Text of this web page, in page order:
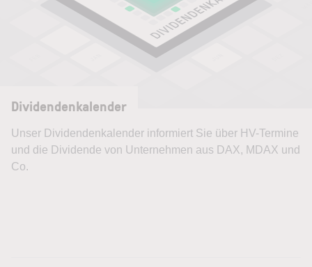
Dividendenkalender
Unser Dividendenkalender informiert Sie über HV-Termine
und die Dividende von Unternehmen aus DAX, MDAX und
Co.